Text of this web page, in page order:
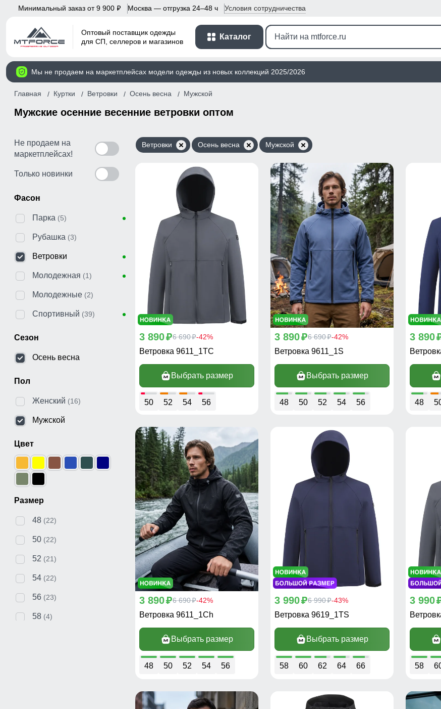
Минимальный заказ от 9 900 p Москва — отгрузка 24–48 ч Условия сотрудничества
Оптовый поставщик одежды
для СП, селлеров и магазинов
Каталог
Мы не продаем на маркетплейсах модели одежды из новых коллекций 2025/2026
Главная Куртки Ветровки Осень весна Мужской
Мужские осенние весенние ветровки оптом
Не продаем на
маркетплейсах!
Только новинки
Фасон
Парка (5)
Рубашка (3)
Ветровки
Молодежная (1)
Молодежные (2)
Спортивный (39)
Сезон
Осень весна
Пол
Женский (16)
Мужской
Цвет
Размер
48 (22)
50 (22)
52 (21)
54 (22)
56 (23)
58 (4)
Ветровки Осень весна Мужской
3 890p6 690p-42%
Ветровка 9611_1TC
Выбрать размер
50 52 54 56
3 890p6 690p-42%
Ветровка 9611_1S
Выбрать размер
48 50 52 54 56
3 890
48
3 890p6 690p-42%
Ветровка 9611_1Ch
Выбрать размер
48 50 52 54 56
3 990p6 990p-43%
Ветровка 9619_1TS
Выбрать размер
58 60 62 64 66
3 990
58